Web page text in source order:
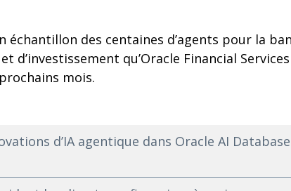
échantillon des centaines d’agents pour la
d’investissement qu’Oracle Financial
mois.
d’IA agentique dans Oracle AI